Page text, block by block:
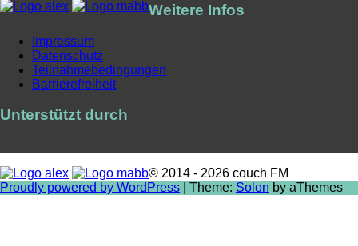
Weitere Infos
Impressum
Datenschutz
Teilnahmebedingungen
Barrierefreiheit
Unterstützt durch
© 2014 - 2026 couch FM
Proudly powered by WordPress
Theme: Solon by aThemes